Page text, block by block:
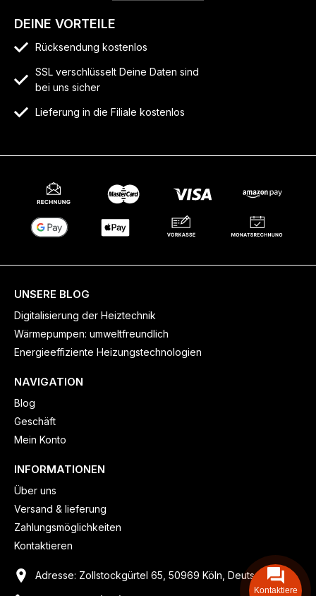
DEINE VORTEILE
Rücksendung kostenlos
SSL verschlüsselt Deine Daten sind
bei uns sicher
Lieferung in die Filiale kostenlos
UNSERE BLOG
Digitalisierung der Heiztechnik
Wärmepumpen: umweltfreundlich
Energieeffiziente Heizungstechnologien
NAVIGATION
Blog
Geschäft
Mein Konto
INFORMATIONEN
Über uns
Versand & lieferung
Zahlungsmöglichkeiten
Kontaktieren
Adresse: Zollstockgürtel 65, 50969 Köln, Deutschland
Kontaktiere